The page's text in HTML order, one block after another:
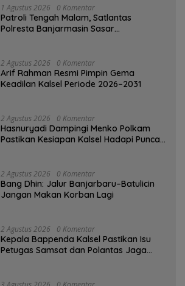
1 Agustus 2026 0 Komentar
Patroli Tengah Malam, Satlantas
Polresta Banjarmasin Sasar
2 Agustus 2026 0 Komentar
Arif Rahman Resmi Pimpin Gema
Keadilan Kalsel Periode 2026–2031
2 Agustus 2026 0 Komentar
Hasnuryadi Dampingi Menko Polkam
Pastikan Kesiapan Kalsel Hadapi Puncak
2 Agustus 2026 0 Komentar
Bang Dhin: Jalur Banjarbaru–Batulicin
Jangan Makan Korban Lagi
2 Agustus 2026 0 Komentar
Kepala Bappenda Kalsel Pastikan Isu
Petugas Samsat dan Polantas Jaga